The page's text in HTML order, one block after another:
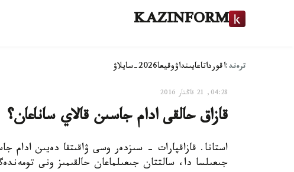
KAZINFORM
ترەند:اقورداتاعايىنداۋوقيعا2026-سايلاۋ
04:28, 21 قاڭتار 2016
قازاق حالقى ادام جاسىن قالاي ساناعان؟
استانا. قازاقپارات - سىزدەر وسى ۋاقىتقا دەيىن ادام
جىعىلسا دا، سالتتان جىعىلماعان حالقىمىز ونى